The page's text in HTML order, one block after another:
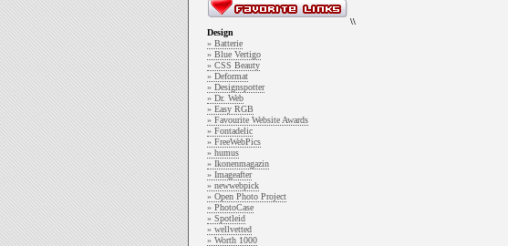
\\
Design
» Batterie
» Blue Vertigo
» CSS Beauty
» Deformat
» Designspotter
» Dr. Web
» Easy RGB
» Favourite Website Awards
» Fontadelic
» FreeWebPics
» humus
» Ikonenmagazin
» Imageafter
» newwebpick
» Open Photo Project
» PhotoCase
» Spotleid
» wellvetted
» Worth 1000